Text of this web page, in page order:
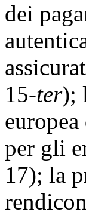
dei
15-ter);
per gli
17); la